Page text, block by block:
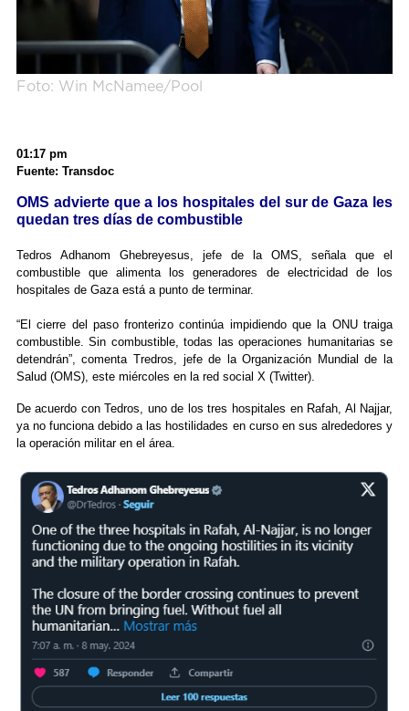
Foto: Win McNamee/Pool
01:17 pm
Fuente: Transdoc
OMS advierte que a los hospitales del sur de Gaza les
quedan tres días de combustible
Tedros Adhanom Ghebreyesus, jefe de la OMS, señala que el
combustible que alimenta los generadores de electricidad de los
hospitales de Gaza está a punto de terminar.
“El cierre del paso fronterizo continúa impidiendo que la ONU traiga
combustible. Sin combustible, todas las operaciones humanitarias se
detendrán”, comenta Tredros, jefe de la Organización Mundial de la
Salud (OMS), este miércoles en la red social X (Twitter).
De acuerdo con Tedros, uno de los tres hospitales en Rafah, Al Najjar,
ya no funciona debido a las hostilidades en curso en sus alrededores y
la operación militar en el área.